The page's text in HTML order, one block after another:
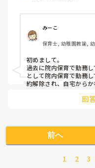
みーこ
保育士, 幼稚園教諭,
初めまして。
過去に院内保育で勤務
として院内保育で勤務
約解除され、自宅から
は思いますが、外部委
回
前へ
1 2 3